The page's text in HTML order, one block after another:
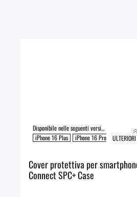
Disponibile nelle seguenti versioni:
iPhone 16 Plus
iPhone 16 Pro iPhone 16
Cover protettiva per
Connect SPC+ Case